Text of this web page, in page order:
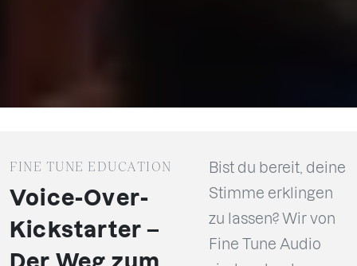
FINE TUNE EDUCATION
Voice-Over-
Kickstarter –
Der Weg zum
Bist du bereit, deine
Stimme erklingen
zu lassen? Wir von
Fine Tune Audio